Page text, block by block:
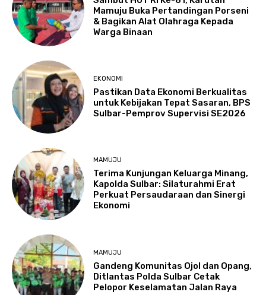
Mamuju Buka Pertandingan Porseni
& Bagikan Alat Olahraga Kepada
Warga Binaan
EKONOMI
Pastikan Data Ekonomi Berkualitas
untuk Kebijakan Tepat Sasaran, BPS
Sulbar-Pemprov Supervisi SE2026
MAMUJU
Terima Kunjungan Keluarga Minang,
Kapolda Sulbar: Silaturahmi Erat
Perkuat Persaudaraan dan Sinergi
Ekonomi
MAMUJU
Gandeng Komunitas Ojol dan Opang,
Ditlantas Polda Sulbar Cetak
Pelopor Keselamatan Jalan Raya